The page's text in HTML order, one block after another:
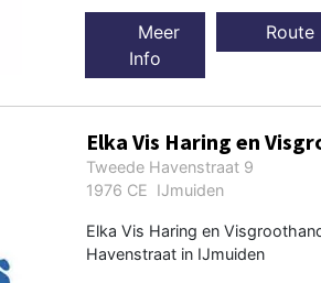
Meer
Info
Route
Elka Vis Haring en
Tweede Havenstraat 9
1976 CE IJmuiden
Elka Vis Haring en
Havenstraat in IJmuiden